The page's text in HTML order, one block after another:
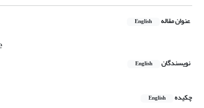
عنوان مقاله English
نویسندگان English
چکیده English